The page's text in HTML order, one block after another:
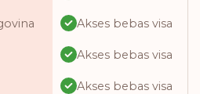
Akses bebas visa
Akses bebas visa
Akses bebas visa